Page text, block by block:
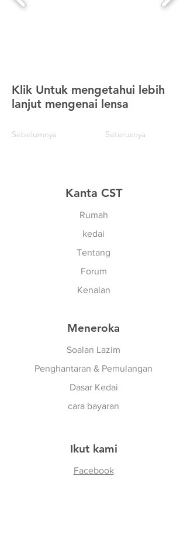
Klik Untuk mengetahui lebih
lanjut mengenai lensa
Sebelumnya Seterusnya
Kanta CST
Rumah
kedai
Tentang
Forum
Kenalan
Meneroka
Soalan Lazim
Penghantaran & Pemulangan
Dasar Kedai
cara bayaran
Ikut kami
Facebook